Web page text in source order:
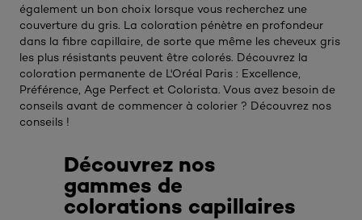
également un bon choix lorsque vous recherchez une
couverture du gris. La coloration pénètre en profondeur
dans la fibre capillaire, de sorte que même les cheveux gris
les plus résistants peuvent être colorés. Découvrez la
coloration permanente de L'Oréal Paris : Excellence,
Préférence, Age Perfect et Colorista. Vous avez besoin de
conseils avant de commencer à colorier ? Découvrez nos
conseils !
Découvrez nos
gammes de
colorations capillaires